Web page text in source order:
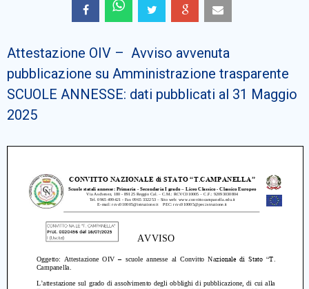
Attestazione OIV – Avviso avvenuta
pubblicazione su Amministrazione trasparente
SCUOLE ANNESSE: dati pubblicati al 31 Maggio
2025